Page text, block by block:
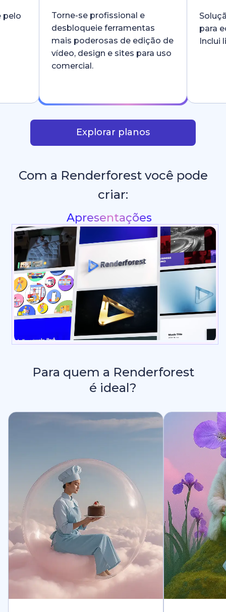
pelo
Torne-se profissional e
desbloqueie ferramentas
mais poderosas de edição de
vídeo, design e sites para uso
comercial.
para
Inclui
Explorar planos
Com a Renderforest você pode
criar:
Gráficos para Redes Sociais
Para quem a Renderforest
é ideal?